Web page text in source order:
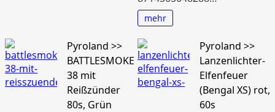
mehr
Pyroland >>
BATTLESMOKE
38 mit
Reißzünder
80s, Grün
Pyroland >>
Lanzenlichter-
Elfenfeuer
(Bengal XS) rot,
60s